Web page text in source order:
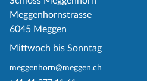
Meggenhornstrasse
6045 Meggen
Mittwoch bis Sonntag
meggenhorn@meggen.ch